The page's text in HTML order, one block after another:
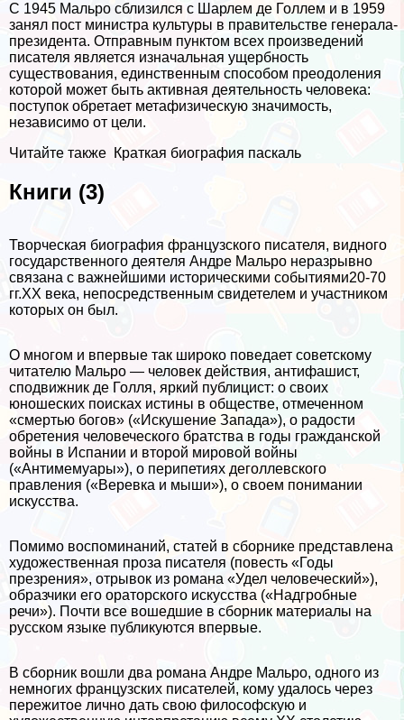
С 1945 Мальро сблизился с Шарлем де Голлем и в 1959
занял пост министра культуры в правительстве генерала-
президента. Отправным пунктом всех произведений
писателя является изначальная ущербность
существования, единственным способом преодоления
которой может быть активная деятельность человека:
поступок обретает метафизическую значимость,
независимо от цели.
Читайте также Краткая биография паскаль
Книги (3)
Творческая биография французского писателя, видного
государственного деятеля Андре Мальро неразрывно
связана с важнейшими историческими событиями20-70
гг.XX века, непосредственным свидетелем и участником
которых он был.
О многом и впервые так широко поведает советскому
читателю Мальро — человек действия, антифашист,
сподвижник де Голля, яркий публицист: о своих
юношеских поисках истины в обществе, отмеченном
«cмepтью богов» («Искушение Запада»), о радости
обретения человеческого братства в годы гражданской
войны в Испании и второй мировой войны
(«Антимемуары»), о перипетиях деголлевского
правления («Веревка и мыши»), о своем понимании
искусства.
Помимо воспоминаний, статей в сборнике представлена
художественная проза писателя (повесть «Годы
презрения», отрывок из романа «Удел человеческий»),
образчики его ораторского искусства («Надгробные
речи»). Почти все вошедшие в сборник материалы на
русском языке публикуются впервые.
В сборник вошли два романа Андре Мальро, одного из
немногих французских писателей, кому удалось через
пережитое лично дать свою философскую и